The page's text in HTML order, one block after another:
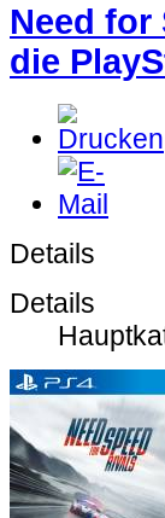
Need for
die
Details
Details